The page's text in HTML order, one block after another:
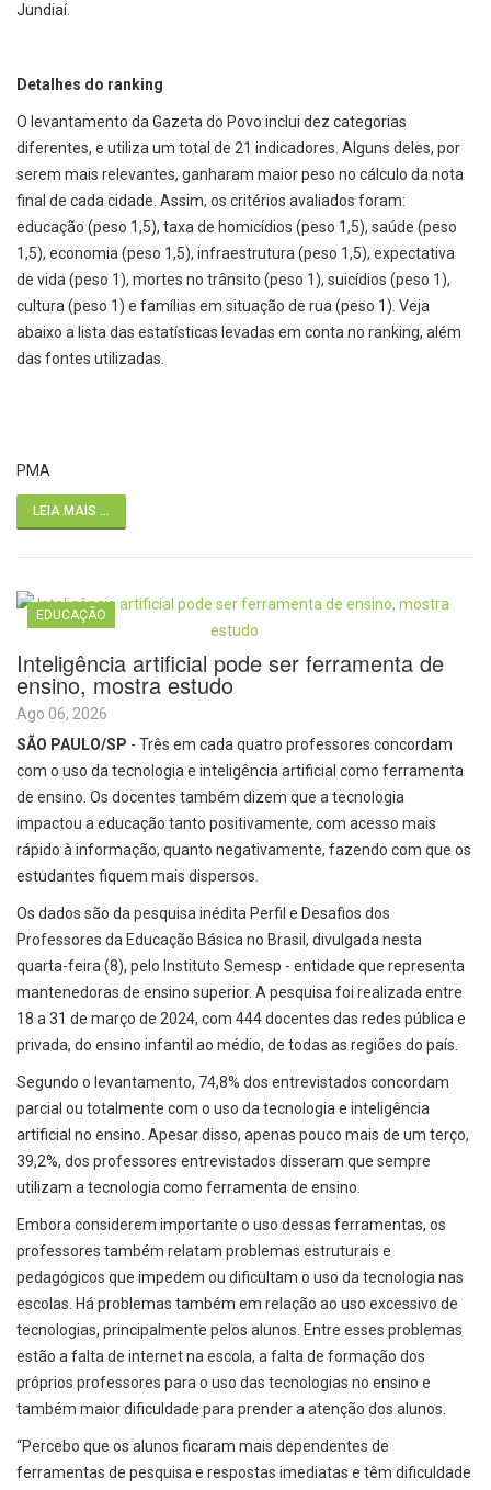
Jundiaí.
Detalhes do ranking
O levantamento da Gazeta do Povo inclui dez categorias
diferentes, e utiliza um total de 21 indicadores. Alguns deles, por
serem mais relevantes, ganharam maior peso no cálculo da nota
final de cada cidade. Assim, os critérios avaliados foram:
educação (peso 1,5), taxa de homicídios (peso 1,5), saúde (peso
1,5), economia (peso 1,5), infraestrutura (peso 1,5), expectativa
de vida (peso 1), mortes no trânsito (peso 1), suicídios (peso 1),
cultura (peso 1) e famílias em situação de rua (peso 1). Veja
abaixo a lista das estatísticas levadas em conta no ranking, além
das fontes utilizadas.
PMA
LEIA MAIS ...
EDUCAÇÃO
Inteligência artificial pode ser ferramenta de
ensino, mostra estudo
Ago 06, 2026
SÃO PAULO/SP - Três em cada quatro professores concordam
com o uso da tecnologia e inteligência artificial como ferramenta
de ensino. Os docentes também dizem que a tecnologia
impactou a educação tanto positivamente, com acesso mais
rápido à informação, quanto negativamente, fazendo com que os
estudantes fiquem mais dispersos.
Os dados são da pesquisa inédita Perfil e Desafios dos
Professores da Educação Básica no Brasil, divulgada nesta
quarta-feira (8), pelo Instituto Semesp - entidade que representa
mantenedoras de ensino superior. A pesquisa foi realizada entre
18 a 31 de março de 2024, com 444 docentes das redes pública e
privada, do ensino infantil ao médio, de todas as regiões do país.
Segundo o levantamento, 74,8% dos entrevistados concordam
parcial ou totalmente com o uso da tecnologia e inteligência
artificial no ensino. Apesar disso, apenas pouco mais de um terço,
39,2%, dos professores entrevistados disseram que sempre
utilizam a tecnologia como ferramenta de ensino.
Embora considerem importante o uso dessas ferramentas, os
professores também relatam problemas estruturais e
pedagógicos que impedem ou dificultam o uso da tecnologia nas
escolas. Há problemas também em relação ao uso excessivo de
tecnologias, principalmente pelos alunos. Entre esses problemas
estão a falta de internet na escola, a falta de formação dos
próprios professores para o uso das tecnologias no ensino e
também maior dificuldade para prender a atenção dos alunos.
“Percebo que os alunos ficaram mais dependentes de
ferramentas de pesquisa e respostas imediatas e têm dificuldade